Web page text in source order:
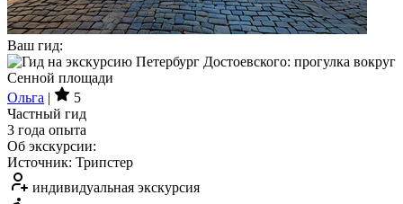
Ваш гид:
Ольга |
5
Частный гид
3 года опыта
Об экскурсии:
Источник: Трипстер
индивидуальная экскурсия